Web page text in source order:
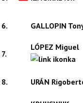
6. GALLOPIN
7.
LÓPEZ Miguel
8. URÁN